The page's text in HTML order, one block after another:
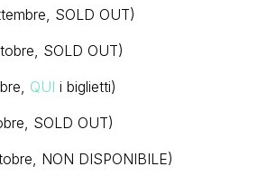
SOLD OUT)
SOLD OUT)
QUI i biglietti)
SOLD OUT)
NON DISPONIBILE)